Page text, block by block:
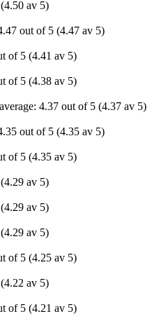
(4.50 av 5)
(4.47 av 5)
(4.41 av 5)
(4.38 av 5)
(4.37 av 5)
(4.35 av 5)
(4.35 av 5)
(4.29 av 5)
(4.29 av 5)
(4.29 av 5)
(4.25 av 5)
(4.22 av 5)
(4.21 av 5)